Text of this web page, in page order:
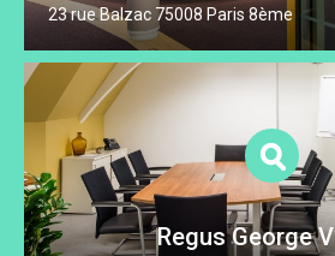
23 rue Balzac 75008 Paris 8ème
Regus George V